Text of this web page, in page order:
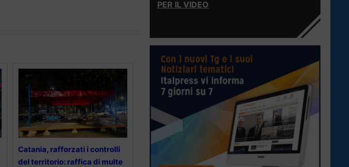
Catania, rafforzati i controlli
del territorio: raffica di multe
PER IL VIDEO